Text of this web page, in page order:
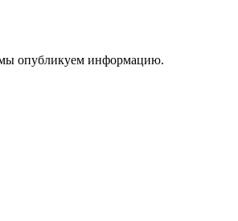
опубликуем информацию.